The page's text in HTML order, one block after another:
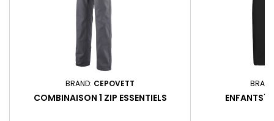
BRAND: CEPOVETT
COMBINAISON 1 ZIP ESSENTIELS ENFANTS`